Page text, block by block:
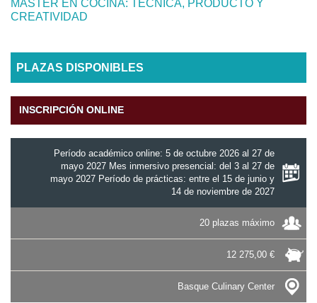
MÁSTER EN COCINA: TÉCNICA, PRODUCTO Y
CREATIVIDAD
PLAZAS DISPONIBLES
INSCRIPCIÓN ONLINE
Período académico online: 5 de octubre 2026 al 27 de
mayo 2027 Mes inmersivo presencial: del 3 al 27 de
mayo 2027 Período de prácticas: entre el 15 de junio y
14 de noviembre de 2027
20 plazas máximo
12 275,00 €
Basque Culinary Center